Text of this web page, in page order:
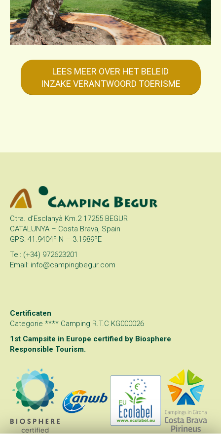
LEES MEER OVER HET BELEID
INZAKE VERANTWOORD TOERISME
Ctra. d’Esclanyà Km.2 17255 BEGUR
CATALUNYA – Costa Brava, Spain
GPS: 41.9404º N – 3.1989ºE
Tel: (+34) 972623201
Email: info@campingbegur.com
Certificaten
Categorie **** Camping R.T.C KG000026
1st Campsite in Europe certified by Biosphere
Responsible Tourism.